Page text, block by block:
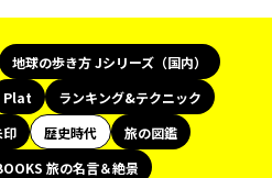
地球の歩き方 Jシリーズ（国内）
Plat
ランキング&テクニック
印 歴史時代
旅の図鑑
旅の名言＆絶景